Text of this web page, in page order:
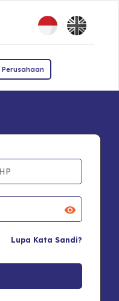
Perusahaan
Lupa Kata Sandi?